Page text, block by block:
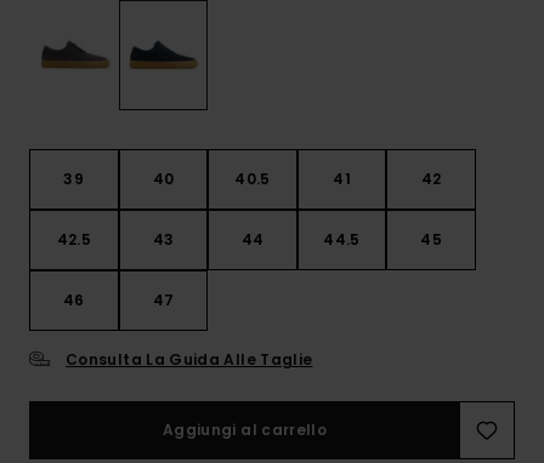
39 40 40.5 41 42
42.5 43 44 44.5 45
46 47
Consulta La Guida Alle Taglie
Aggiungi al carrello